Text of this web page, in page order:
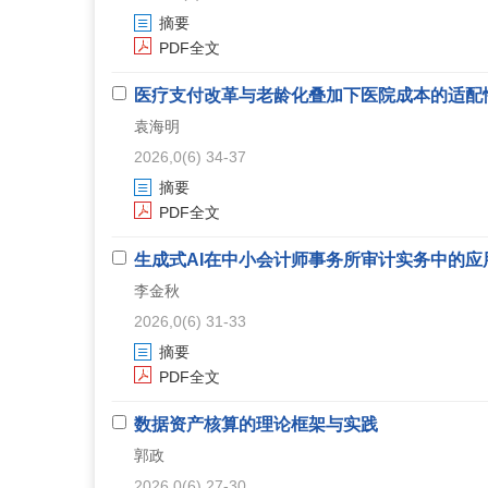
摘要
PDF全文
医疗支付改革与老龄化叠加下医院成本的适配
袁海明
2026,0(6) 34-37
摘要
PDF全文
生成式AI在中小会计师事务所审计实务中的应
李金秋
2026,0(6) 31-33
摘要
PDF全文
数据资产核算的理论框架与实践
郭政